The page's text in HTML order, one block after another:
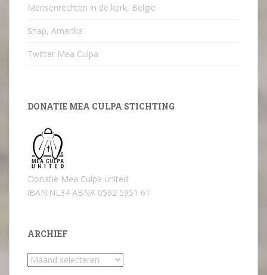
Mensenrechten in de kerk, België
Snap, Amerika
Twitter Mea Culpa
DONATIE MEA CULPA STICHTING
Donatie Mea Culpa united
iBAN:NL34 ABNA 0592 5951 61
ARCHIEF
Archief